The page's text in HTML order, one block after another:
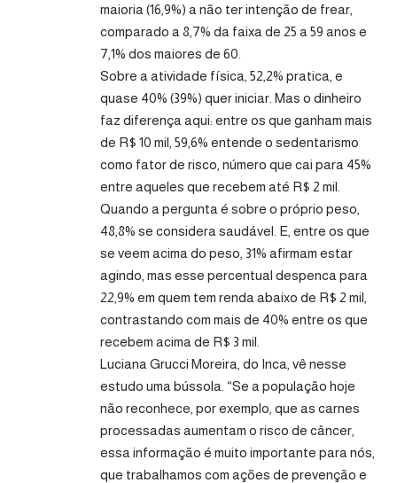
maioria (16,9%) a não ter intenção de frear,
comparado a 8,7% da faixa de 25 a 59 anos e
7,1% dos maiores de 60.
Sobre a atividade física, 52,2% pratica, e
quase 40% (39%) quer iniciar. Mas o dinheiro
faz diferença aqui: entre os que ganham mais
de R$ 10 mil, 59,6% entende o sedentarismo
como fator de risco, número que cai para 45%
entre aqueles que recebem até R$ 2 mil.
Quando a pergunta é sobre o próprio peso,
48,8% se considera saudável. E, entre os que
se veem acima do peso, 31% afirmam estar
agindo, mas esse percentual despenca para
22,9% em quem tem renda abaixo de R$ 2 mil,
contrastando com mais de 40% entre os que
recebem acima de R$ 3 mil.
Luciana Grucci Moreira, do Inca, vê nesse
estudo uma bússola. “Se a população hoje
não reconhece, por exemplo, que as carnes
processadas aumentam o risco de câncer,
essa informação é muito importante para nós,
que trabalhamos com ações de prevenção e